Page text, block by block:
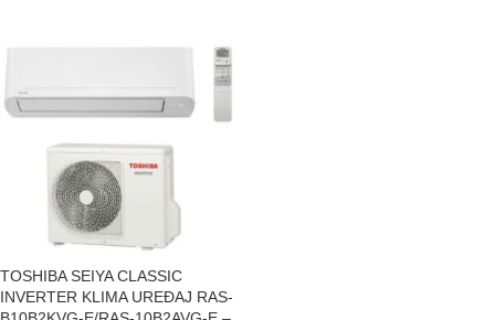
TOSHIBA SEIYA CLASSIC
INVERTER KLIMA UREĐAJ RAS-